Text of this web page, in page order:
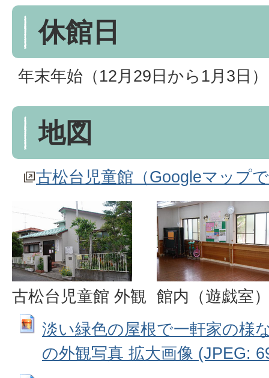
休館日
年末年始（12月29日から1月3日）
地図
古松台児童館（Googleマップ
古松台児童館 外観 館内（遊戯室
淡い緑色の屋根で一軒家の様
の外観写真 拡大画像 (JPEG: